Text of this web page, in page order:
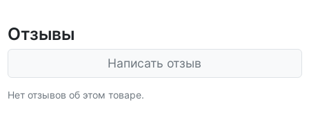
Отзывы
Написать отзыв
Нет отзывов об этом товаре.